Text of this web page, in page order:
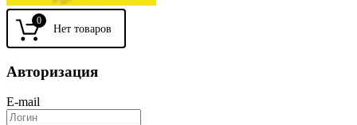
0
Авторизация
E-mail